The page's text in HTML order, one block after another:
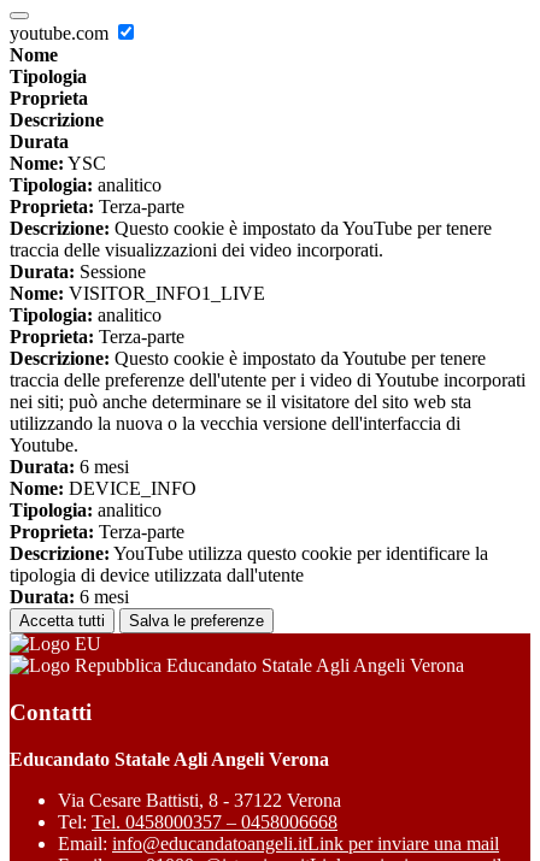
youtube.com
Nome
Tipologia
Proprieta
Descrizione
Durata
Nome: YSC
Tipologia: analitico
Proprieta: Terza-parte
Descrizione: Questo cookie è impostato da YouTube per tenere
traccia delle visualizzazioni dei video incorporati.
Durata: Sessione
Nome: VISITOR_INFO1_LIVE
Tipologia: analitico
Proprieta: Terza-parte
Descrizione: Questo cookie è impostato da Youtube per tenere
traccia delle preferenze dell'utente per i video di Youtube incorporati
nei siti; può anche determinare se il visitatore del sito web sta
utilizzando la nuova o la vecchia versione dell'interfaccia di
Youtube.
Durata: 6 mesi
Nome: DEVICE_INFO
Tipologia: analitico
Proprieta: Terza-parte
Descrizione: YouTube utilizza questo cookie per identificare la
tipologia di device utilizzata dall'utente
Durata: 6 mesi
Accetta tutti Salva le preferenze
Educandato Statale Agli Angeli Verona
Contatti
Educandato Statale Agli Angeli Verona
Via Cesare Battisti, 8 - 37122 Verona
Tel: Tel. 0458000357 – 0458006668
Email: info@educandatoangeli.itLink per inviare una mail